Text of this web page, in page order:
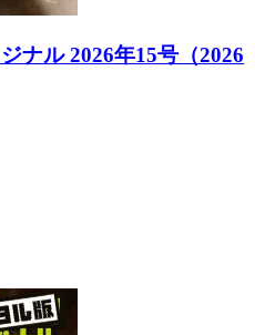
ナル 2026年15号（2026